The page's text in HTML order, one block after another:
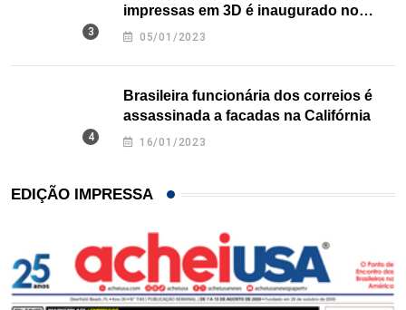
impressas em 3D é inaugurado no
Texas
05/01/2023
Brasileira funcionária dos correios é
assassinada a facadas na Califórnia
16/01/2023
EDIÇÃO IMPRESSA